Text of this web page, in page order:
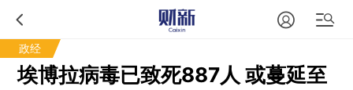
政经
埃博拉病毒已致死887人 或蔓延至